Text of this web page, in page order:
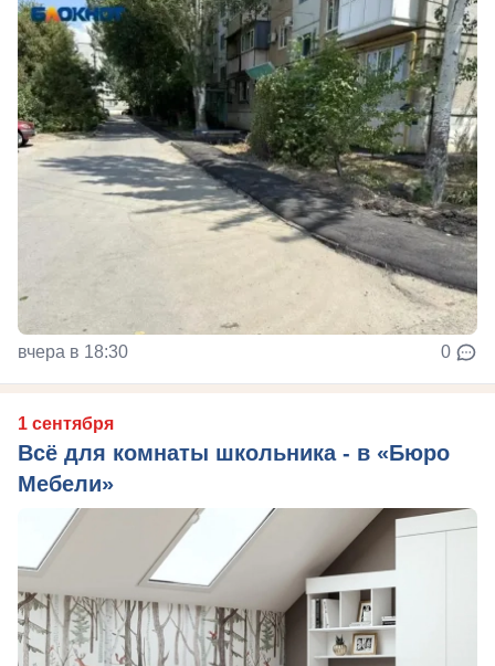
вчера в 18:30 0
1 сентября
Всё для комнаты школьника - в «Бюро
Мебели»